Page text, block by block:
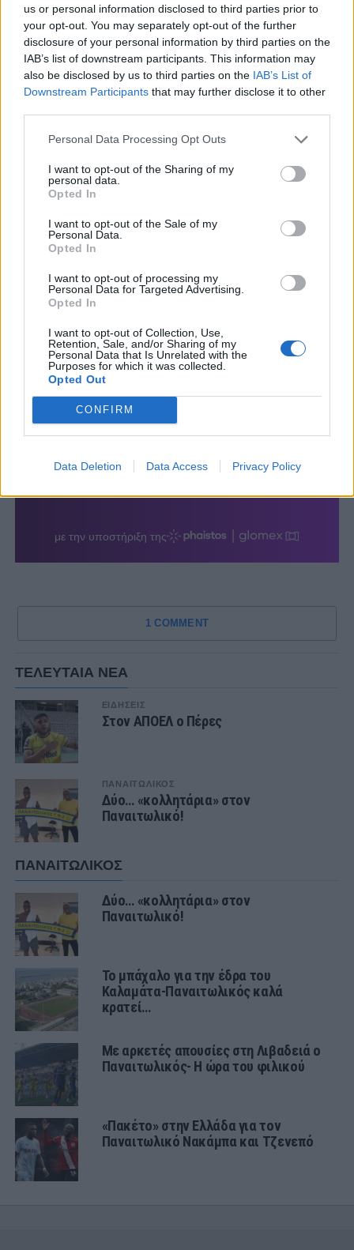
us or personal information disclosed to third parties prior to
your opt-out. You may separately opt-out of the further
disclosure of your personal information by third parties on the
IAB’s list of downstream participants. This information may
also be disclosed by us to third parties on the IAB’s List of
Downstream Participants that may further disclose it to other
Personal Data Processing Opt Outs
I want to opt-out of the Sharing of my
personal data.
Opted In
I want to opt-out of the Sale of my
Personal Data.
Opted In
I want to opt-out of processing my
Personal Data for Targeted Advertising.
Opted In
I want to opt-out of Collection, Use,
Retention, Sale, and/or Sharing of my
Personal Data that Is Unrelated with the
Purposes for which it was collected.
Opted Out
CONFIRM
Data Deletion Data Access Privacy Policy
Δεδομένα εκτός ο τιμωρημένος Ντέλετιτς ενώ
προβλήματα τραυματισμών αντιμετωπίζουν οι
Ασίγκμπα, Μπάχανακ, Βύντρα, Τσούκαλος,
Χατζηστραβός, Σταμούλης και Μαργαρίτης.
1 COMMENT
ΤΕΛΕΥΤΑΙΑ ΝΕΑ
ΕΙΔΗΣΕΙΣ
Στον ΑΠΟΕΛ ο Πέρες
ΠΑΝΑΙΤΩΛΙΚΟΣ
Δύο… «κολλητάρια» στον
Παναιτωλικό!
ΠΑΝΑΙΤΩΛΙΚΟΣ
Δύο… «κολλητάρια» στον
Παναιτωλικό!
Το μπάχαλο για την έδρα του
Καλαμάτα-Παναιτωλικός καλά
κρατεί…
Με αρκετές απουσίες στη Λιβαδειά ο
Παναιτωλικός- Η ώρα του φιλικού
«Πακέτο» στην Ελλάδα για τον
Παναιτωλικό Νακάμπα και Τζενεπό